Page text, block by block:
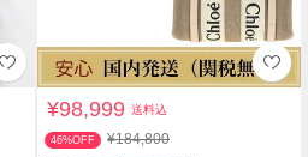
¥98,999送料込
46%OFF ¥184,800